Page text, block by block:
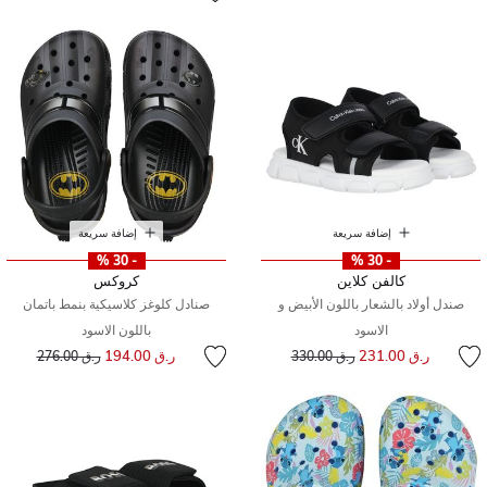
إضافة سريعة
- 30 %
كالفن كلاين
صندل أولاد بالشعار باللون الأبيض و
الاسود
ر.ق 231.00 سعر مخفض منر.ق 330.00
إضافة سريعة
- 30 %
كروكس
صنادل كلوغز كلاسيكية بنمط باتمان
باللون الاسود
ر.ق 194.00 سعر مخفض من
ر.ق 276.00 إلى